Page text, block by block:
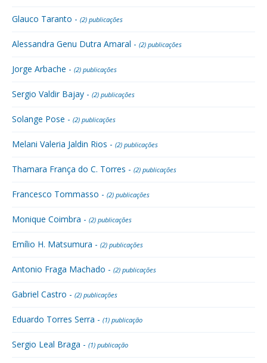
Glauco Taranto - (2) publicações
Alessandra Genu Dutra Amaral - (2) publicações
Jorge Arbache - (2) publicações
Sergio Valdir Bajay - (2) publicações
Solange Pose - (2) publicações
Melani Valeria Jaldin Rios - (2) publicações
Thamara França do C. Torres - (2) publicações
Francesco Tommasso - (2) publicações
Monique Coimbra - (2) publicações
Emílio H. Matsumura - (2) publicações
Antonio Fraga Machado - (2) publicações
Gabriel Castro - (2) publicações
Eduardo Torres Serra - (1) publicação
Sergio Leal Braga - (1) publicação